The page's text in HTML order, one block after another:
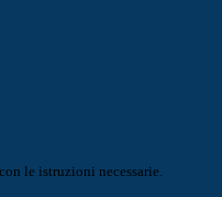
le istruzioni necessarie.